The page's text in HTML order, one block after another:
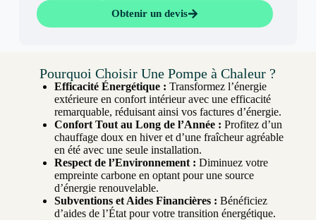
Obtenir un devis
Pourquoi Choisir Une Pompe à Chaleur ?
Efficacité Énergétique : Transformez l’énergie
extérieure en confort intérieur avec une efficacité
remarquable, réduisant ainsi vos factures d’énergie.
Confort Tout au Long de l’Année : Profitez d’un
chauffage doux en hiver et d’une fraîcheur agréable
en été avec une seule installation.
Respect de l’Environnement : Diminuez votre
empreinte carbone en optant pour une source
d’énergie renouvelable.
Subventions et Aides Financières : Bénéficiez
d’aides de l’État pour votre transition énergétique.